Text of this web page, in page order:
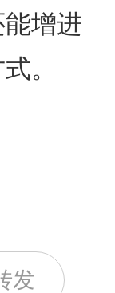
增进
。
发